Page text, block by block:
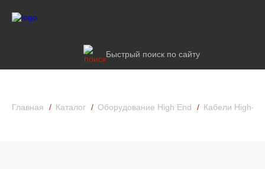
Быстрый поиск по сайту
Главная Каталог Оборудование High End Кабели High-